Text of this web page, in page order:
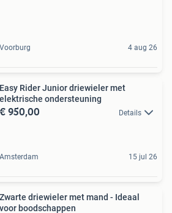
Voorburg 4 aug 26
Easy Rider Junior driewieler met
elektrische ondersteuning
€ 950,00 Details
Amsterdam 15 jul 26
Zwarte driewieler met mand - Ideaal
voor boodschappen